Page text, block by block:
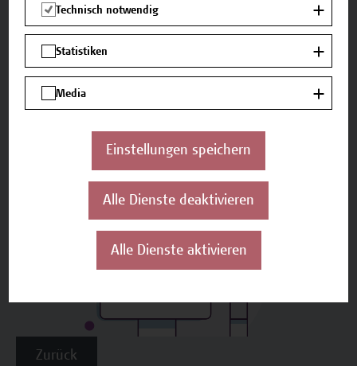
Fragen zum Programm und zur Anmeldung:
academy[at]hcw.ac.at
Zurück
Technisch notwendig
Statistiken
Media
Einstellungen speichern
Alle Dienste deaktivieren
Alle Dienste aktivieren